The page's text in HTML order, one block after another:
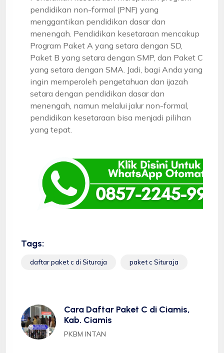
pendidikan non-formal (PNF) yang
menggantikan pendidikan dasar dan
menengah. Pendidikan kesetaraan mencakup
Program Paket A yang setara dengan SD,
Paket B yang setara dengan SMP, dan Paket C
yang setara dengan SMA. Jadi, bagi Anda yang
ingin memperoleh pengetahuan dan ijazah
setara dengan pendidikan dasar dan
menengah, namun melalui jalur non-formal,
pendidikan kesetaraan bisa menjadi pilihan
yang tepat.
Tags:
daftar paket c di Situraja paket c Situraja
Cara Daftar Paket C di Ciamis,
Kab. Ciamis
PKBM INTAN